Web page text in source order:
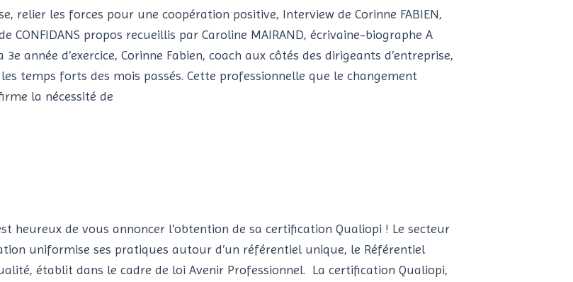
relier les forces pour une coopération positive, Interview de Corinne FABIEN,
CONFIDANS propos recueillis par Caroline MAIRAND, écrivaine-biographe A
3e année d’exercice, Corinne Fabien, coach aux côtés des dirigeants d’entreprise,
temps forts des mois passés. Cette professionnelle que le changement
la nécessité de
heureux de vous annoncer l’obtention de sa certification Qualiopi ! Le secteur
uniformise ses pratiques autour d’un référentiel unique, le Référentiel
établit dans le cadre de loi Avenir Professionnel. La certification Qualiopi,